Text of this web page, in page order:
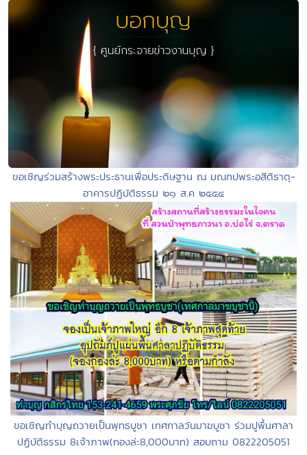
ขอเชิญร่วมสร้างพระประธานเพื่อประดิษฐาน ณ มณฑปพระอสีติธาตุ-
อาคารปฏิบัติธรรม ๒๑ ส.ค ๒๕๕๔
ขอเชิญทำบุญถวายเป็นพุทธบูชา เทศกาลวันมาฆบูชา ร่วมปูพื้นศาลา
ปฏิบัติธรรม 8เจ้าภาพ(กองล่ะ8,000บาท) สอบถาม 0822205051